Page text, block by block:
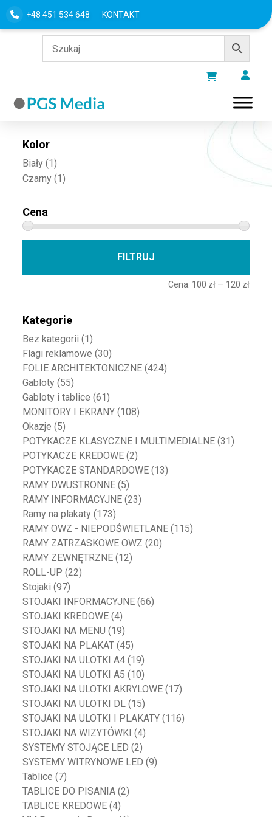
+48 451 534 648 KONTAKT
Filtru według
Kolor
Biały (1)
Czarny (1)
Cena
FILTRUJ
Cena: 100 zł— 120 zł
Kategorie
Bez kategorii (1)
Flagi reklamowe (30)
FOLIE ARCHITEKTONICZNE (424)
Gabloty (55)
Gabloty i tablice (61)
MONITORY I EKRANY (108)
Okazje (5)
POTYKACZE KLASYCZNE I MULTIMEDIALNE (31)
POTYKACZE KREDOWE (2)
POTYKACZE STANDARDOWE (13)
RAMY DWUSTRONNE (5)
RAMY INFORMACYJNE (23)
Ramy na plakaty (173)
RAMY OWZ - NIEPODŚWIETLANE (115)
RAMY ZATRZASKOWE OWZ (20)
RAMY ZEWNĘTRZNE (12)
ROLL-UP (22)
Stojaki (97)
STOJAKI INFORMACYJNE (66)
STOJAKI KREDOWE (4)
STOJAKI NA MENU (19)
STOJAKI NA PLAKAT (45)
STOJAKI NA ULOTKI A4 (19)
STOJAKI NA ULOTKI A5 (10)
STOJAKI NA ULOTKI AKRYLOWE (17)
STOJAKI NA ULOTKI DL (15)
STOJAKI NA ULOTKI I PLAKATY (116)
STOJAKI NA WIZYTÓWKI (4)
SYSTEMY STOJĄCE LED (2)
SYSTEMY WITRYNOWE LED (9)
Tablice (7)
TABLICE DO PISANIA (2)
TABLICE KREDOWE (4)